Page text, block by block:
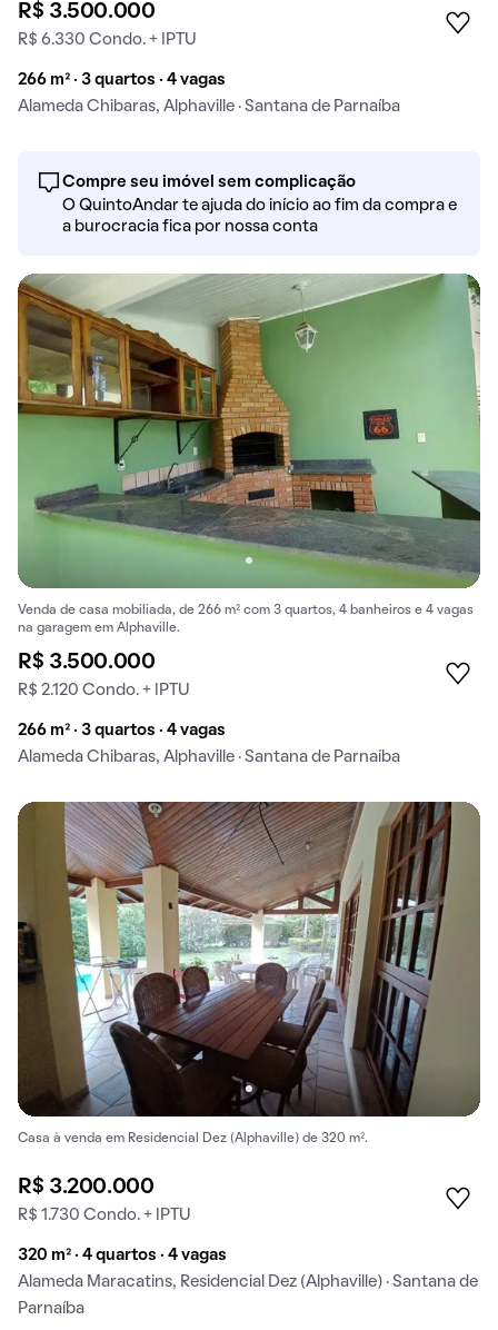
R$ 3.500.000
R$ 6.330 Condo. + IPTU
266 m² · 3 quartos · 4 vagas
Alameda Chibaras, Alphaville · Santana de Parnaíba
Compre seu imóvel sem complicação
O QuintoAndar te ajuda do início ao fim da compra e
a burocracia fica por nossa conta
Venda de casa mobiliada, de 266 m² com 3 quartos, 4 banheiros e 4 vagas
na garagem em Alphaville.
R$ 3.500.000
R$ 2.120 Condo. + IPTU
266 m² · 3 quartos · 4 vagas
Alameda Chibaras, Alphaville · Santana de Parnaíba
Casa à venda em Residencial Dez (Alphaville) de 320 m².
R$ 3.200.000
R$ 1.730 Condo. + IPTU
320 m² · 4 quartos · 4 vagas
Alameda Maracatins, Residencial Dez (Alphaville) · Santana de
Parnaíba